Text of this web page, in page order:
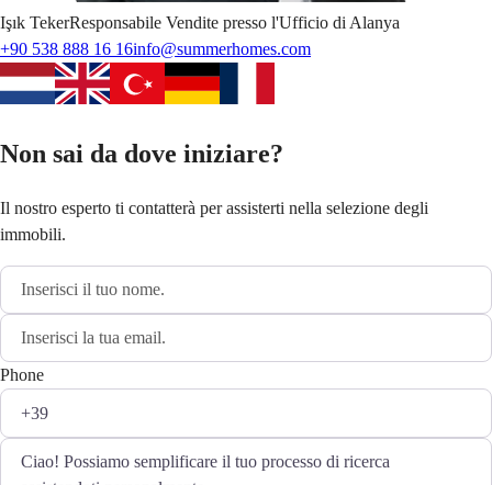
Işık TekerResponsabile Vendite presso l'Ufficio di Alanya
+90 538 888 16 16info@summerhomes.com
Non sai da dove iniziare?
Il nostro esperto ti contatterà per assisterti nella selezione degli
immobili.
Phone